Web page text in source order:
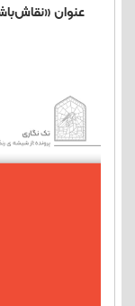
عنوان